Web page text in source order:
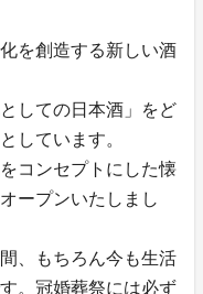
を創造する新しい酒
しての日本酒」をど
しています。
コンセプトにした懐
ープンいたしまし
、もちろん今も生活
。冠婚葬祭には必ず